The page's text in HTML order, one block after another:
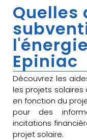
Quelles
Epiniac
Découvrez les
les projets solaires
en fonction du
pour des
incitations
projet solaire.